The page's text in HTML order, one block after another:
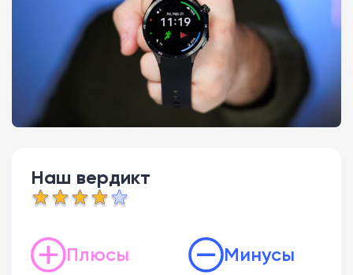
Наш вердикт
Плюсы Минусы